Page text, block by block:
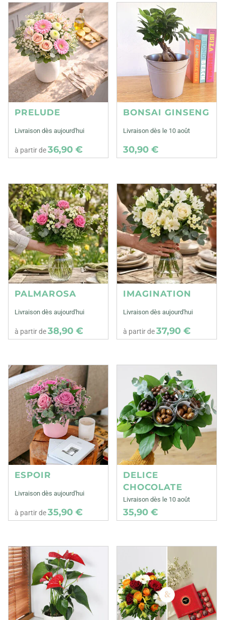
PRELUDE
Livraison dès aujourd'hui
à partir de36,90 €
BONSAI GINSENG
Livraison dès le 10 août
30,90 €
PALMAROSA
Livraison dès aujourd'hui
à partir de38,90 €
IMAGINATION
Livraison dès aujourd'hui
à partir de37,90 €
ESPOIR
Livraison dès aujourd'hui
à partir de35,90 €
DELICE
CHOCOLATE
Livraison dès le 10 août
35,90 €